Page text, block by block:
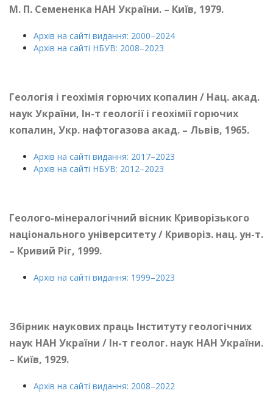
М. П. Семененка НАН України. – Київ, 1979.
Архів на сайті видання: 2000–2024
Архів на сайті НБУВ: 2008–2023
Геологія і геохімія горючих копалин / Нац. акад.
наук України, Ін-т геології і геохімії горючих
копалин, Укр. нафтогазова акад. – Львів, 1965.
Архів на сайті видання: 2017–2023
Архів на сайті НБУВ: 2012–2023
Геолого-мінералогічний вісник Криворізького
національного університету / Криворіз. нац. ун-т.
– Кривий Ріг, 1999.
Архів на сайті видання: 1999–2023
Збірник наукових праць Інституту геологічних
наук НАН України / Ін-т геолог. наук НАН України.
– Київ, 1929.
Архів на сайті видання: 2008–2022